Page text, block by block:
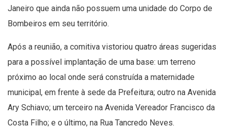
Janeiro que ainda não possuem uma unidade do Corpo de
Bombeiros em seu território.
Após a reunião, a comitiva vistoriou quatro áreas sugeridas
para a possível implantação de uma base: um terreno
próximo ao local onde será construída a maternidade
municipal, em frente à sede da Prefeitura; outro na Avenida
Ary Schiavo; um terceiro na Avenida Vereador Francisco da
Costa Filho; e o último, na Rua Tancredo Neves.